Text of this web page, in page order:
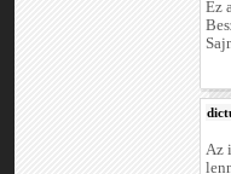
Ez
Az